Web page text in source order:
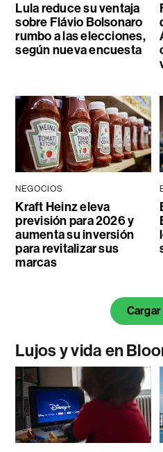
Lula reduce su ventaja
sobre Flávio Bolsonaro
rumbo a las elecciones,
según nueva encuesta
NEGOCIOS
Kraft Heinz eleva
previsión para 2026 y
aumenta su inversión
para revitalizar sus
marcas
Cargar
Lujos y vida en